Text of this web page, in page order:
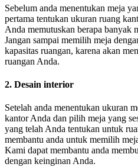
Sebelum anda menentukan meja
pertama tentukan ukuran ruang
Anda memutuskan berapa banyak
Jangan sampai memilih meja
kapasitas ruangan, karena akan
ruangan Anda.
2. Desain interior
Setelah anda menentukan ukuran
kantor Anda dan pilih meja yang
yang telah Anda tentukan untuk
membantu anda untuk memilih
Kami dapat membantu anda
dengan keinginan Anda.